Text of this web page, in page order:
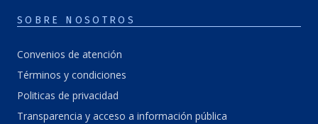
SOBRE NOSOTROS
Convenios de atención
Términos y condiciones
Politicas de privacidad
Transparencia y acceso a información pública